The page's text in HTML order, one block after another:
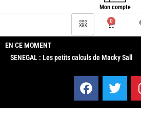
Mon compte
0
EN CE MOMENT
SENEGAL : Les petits calculs de Macky Sall